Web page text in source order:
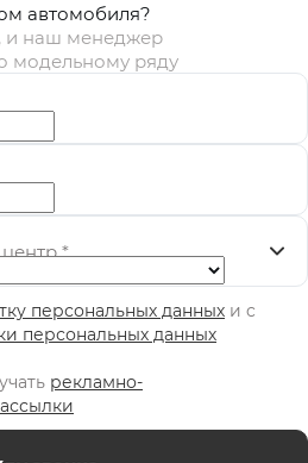
автомобиля?
и наш менеджер
модельному ряду
центр*
персональных данных и c
персональных данных
рекламно-